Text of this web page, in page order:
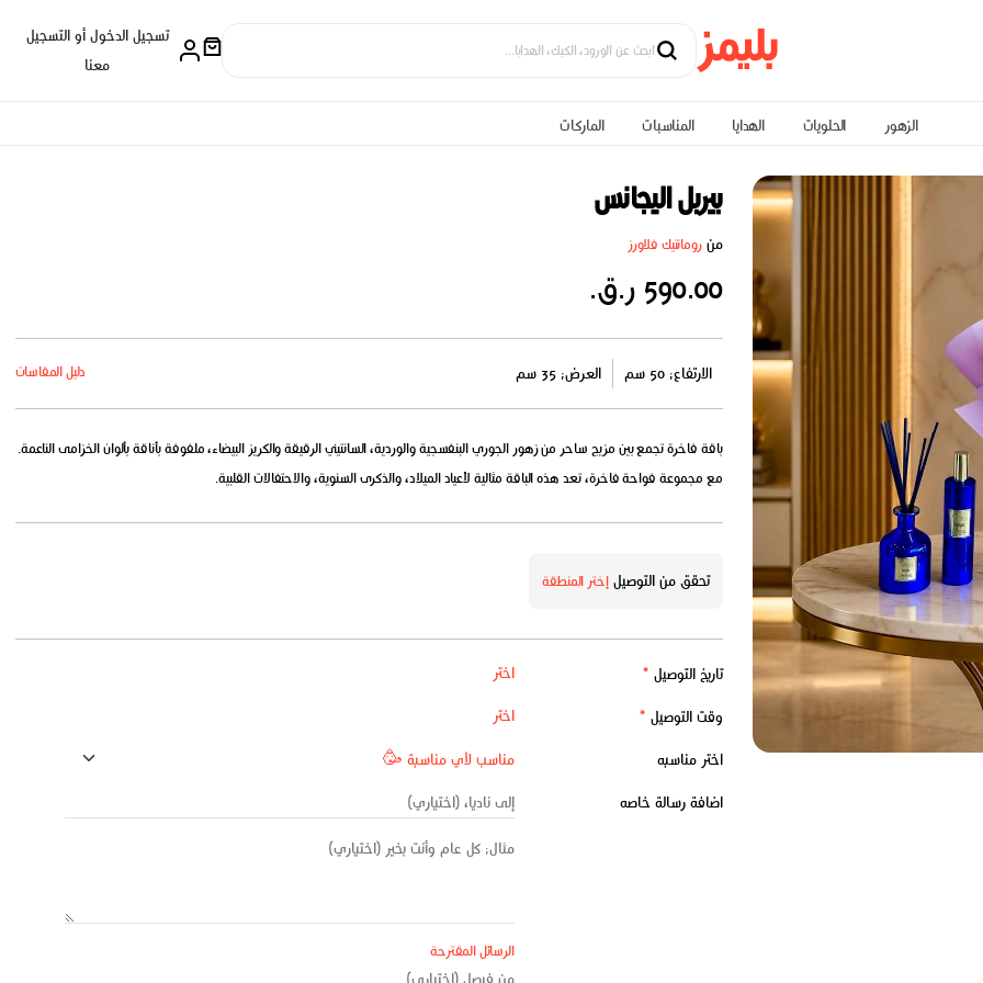
تسجيل الدخول أو التسجيل
معنا
الزهور الحلويات الهدايا المناسبات الماركات
بيربل اليجانس
منرومانتيك فلاورز
590.00 ر.ق.
الارتفاع: 50 سم العرض: 35 سم دليل المقاسات
باقة فاخرة تجمع بين مزيج ساحر من زهور الجوري البنفسجية والوردية، السانتيني الرقيقة والكريز البيضاء، ملفوفة بأناقة بألوان الخزامى الناعمة.
مع مجموعة فواحة فاخرة، تعد هذه الباقة مثالية لأعياد الميلاد، والذكرى السنوية، والاحتفالات القلبية.
تحقق من التوصيلإختر المنطقة
تاريخ التوصيل *
وقت التوصيل *
اختر مناسبه
اضافة رسالة خاصه
الرسائل المقترحة